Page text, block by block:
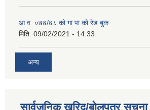
आ.व. ०७७/७८ को गा.पा.को रेड बुक
मिति: 09/02/2021 - 14:33
अन्य
सार्वजनिक खरिद/बोलपत्र सूचना